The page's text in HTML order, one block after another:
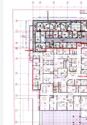
Δημιουργία
Παιδιατρικής
Κλινικής
Μητέρα
Α.Ε.